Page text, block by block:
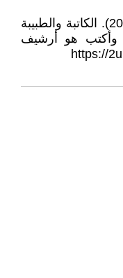
(1) عمر شريقي. (10 أغسطس, 2024). الكاتبة والطبيبة
وأكتب هو أرشيف